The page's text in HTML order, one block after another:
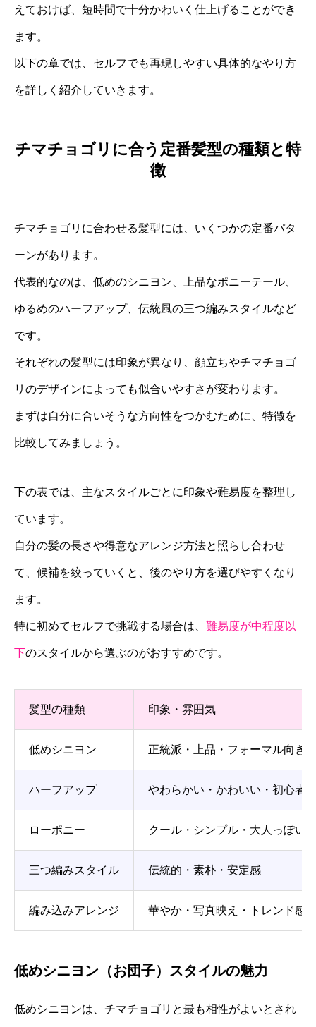
えておけば、短時間で十分かわいく仕上げることができ
ます。
以下の章では、セルフでも再現しやすい具体的なやり方
を詳しく紹介していきます。
チマチョゴリに合う定番髪型の種類と特
徴
チマチョゴリに合わせる髪型には、いくつかの定番パタ
ーンがあります。
代表的なのは、低めのシニヨン、上品なポニーテール、
ゆるめのハーフアップ、伝統風の三つ編みスタイルなど
です。
それぞれの髪型には印象が異なり、顔立ちやチマチョゴ
リのデザインによっても似合いやすさが変わります。
まずは自分に合いそうな方向性をつかむために、特徴を
比較してみましょう。
下の表では、主なスタイルごとに印象や難易度を整理し
ています。
自分の髪の長さや得意なアレンジ方法と照らし合わせ
て、候補を絞っていくと、後のやり方を選びやすくなり
ます。
特に初めてセルフで挑戦する場合は、 難易度が中程度以
下のスタイルから選ぶのがおすすめです。
髪型の種類 印象・雰囲気
低めシニヨン 正統派・上品・フォーマル向き
ハーフアップ やわらかい・かわいい・初心者
ローポニー クール・シンプル・大人っぽい
三つ編みスタイル 伝統的・素朴・安定感
編み込みアレンジ 華やか・写真映え・トレンド感
低めシニヨン（お団子）スタイルの魅力
低めシニヨンは、チマチョゴリと最も相性がよいとされ